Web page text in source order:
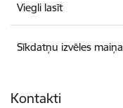
Viegli lasīt
Sīkdatņu izvēles maiņa
Kontakti